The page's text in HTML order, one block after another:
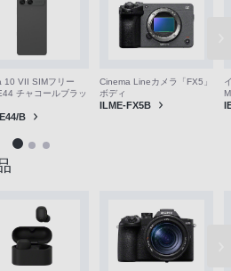
10 VII SIMフリー
チャコールブラッ
B
Cinema Lineカメラ「FX5」
ボディ
ILME-FX5B